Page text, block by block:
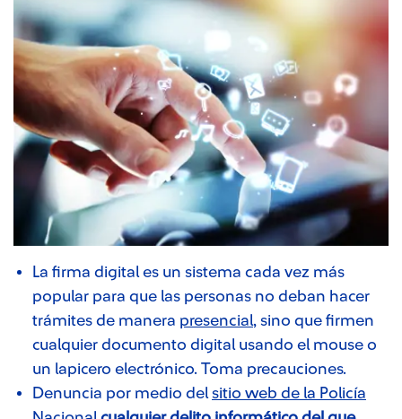
La firma digital es un sistema cada vez más
popular para que las personas no deban hacer
trámites de manera presencial , sino que firmen
cualquier documento digital usando el mouse o
un lapicero electrónico. Toma precauciones.
Denuncia por medio del sitio web de la Policía